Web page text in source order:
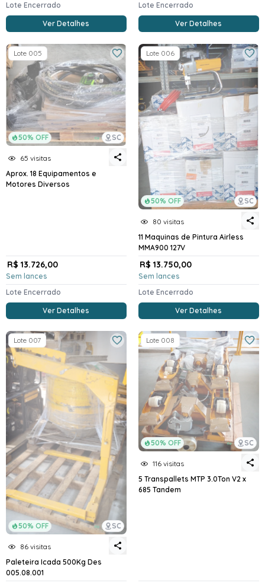
Lote Encerrado
Ver Detalhes
Lote Encerrado
Ver Detalhes
50% OFF SC
Lote 005
65 visitas
Aprox. 18 Equipamentos e
Motores Diversos
R$ 13.726,00
Sem lances
Lote Encerrado
Ver Detalhes
50% OFF SC
Lote 006
80 visitas
11 Maquinas de Pintura Airless
MMA900 127V
R$ 13.750,00
Sem lances
Lote Encerrado
Ver Detalhes
50% OFF SC
Lote 007
86 visitas
Paleteira Icada 500Kg Des
005.08.001
50% OFF SC
Lote 008
116 visitas
5 Transpallets MTP 3.0Ton V2 x
685 Tandem